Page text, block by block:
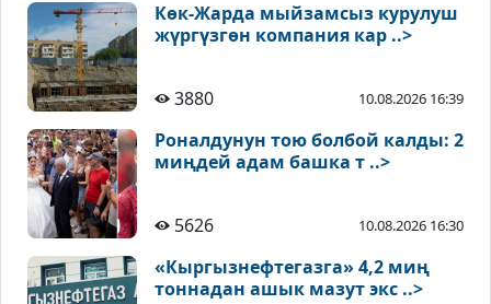
Көк-Жарда мыйзамсыз курулуш
жүргүзгөн компания кар ..>
3880 10.08.2026 16:39
Роналдунун тою болбой калды: 2
миңдей адам башка т ..>
5626 10.08.2026 16:30
«Кыргызнефтегазга» 4,2 миң
тоннадан ашык мазут экс ..>